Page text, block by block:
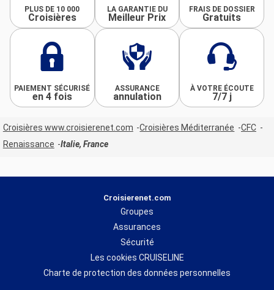
PLUS DE 10 000
Croisières
LA GARANTIE DU
Meilleur Prix
FRAIS DE DOSSIER
Gratuits
PAIEMENT SÉCURISÉ
en 4 fois
ASSURANCE
annulation
À VOTRE ÉCOUTE
7/7 j
Croisières www.croisierenet.com Croisières Méditerranée
CFC
Renaissance
Italie, France
Croisierenet.com
Groupes
Assurances
Sécurité
Les cookies CRUISELINE
Charte de protection des données personnelles